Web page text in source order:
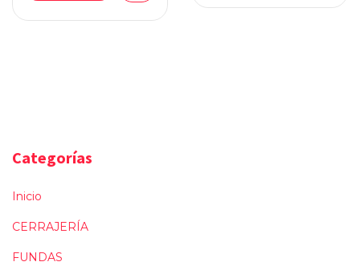
Categorías
Inicio
CERRAJERÍA
FUNDAS